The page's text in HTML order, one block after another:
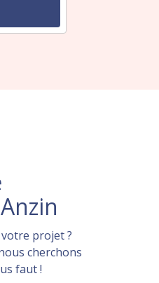
projet ?
cherchons
faut !